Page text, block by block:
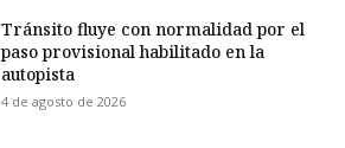
Tránsito fluye con normalidad por el
paso provisional habilitado en la
autopista
4 de agosto de 2026